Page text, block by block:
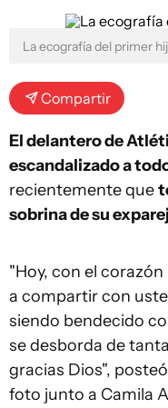
La ecografía del primer
Compartir
El delantero de
escandalizado a
recientemente que
sobrina de su
"Hoy, con el
a compartir con
siendo bendecido
se desborda de
gracias Dios",
foto junto a Camila